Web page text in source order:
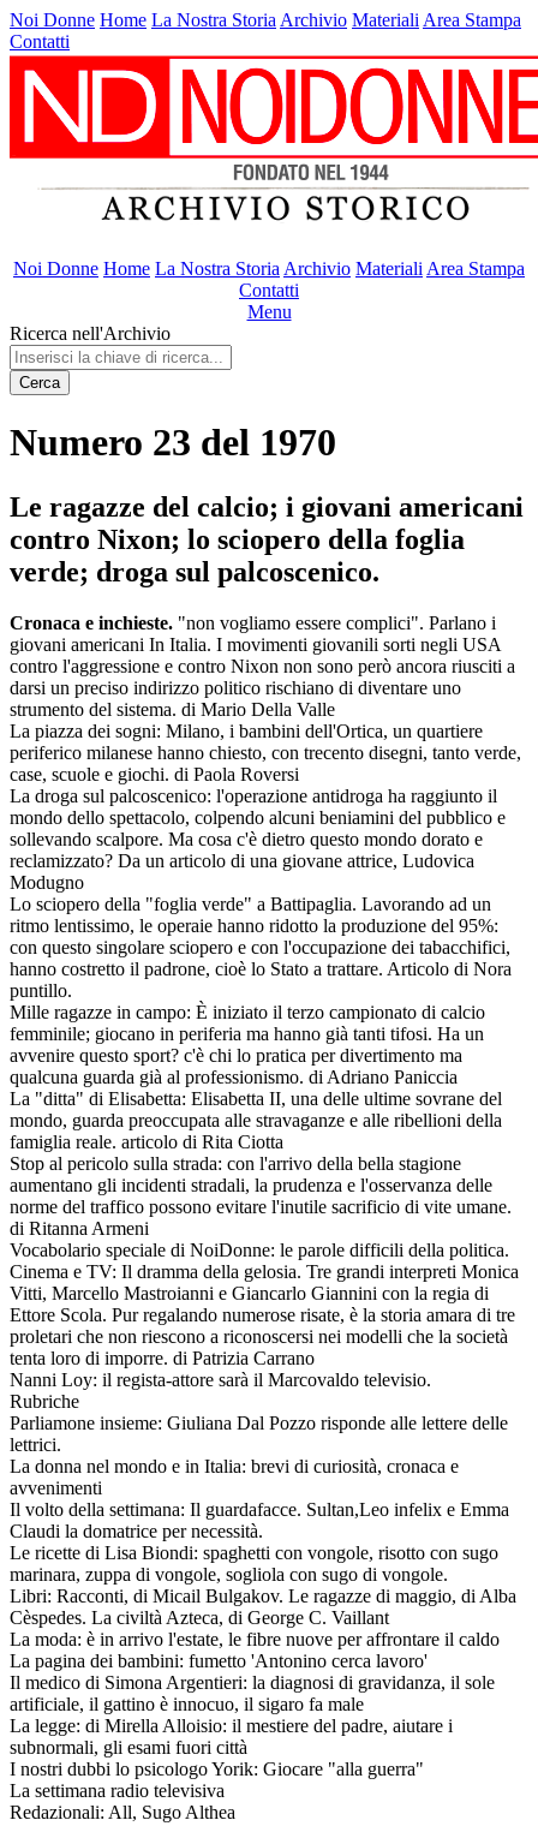
Noi Donne Home La Nostra Storia Archivio Materiali Area Stampa
Contatti
Noi Donne Home La Nostra Storia Archivio Materiali Area Stampa
Contatti
Menu
Ricerca nell'Archivio
Cerca
Numero 23 del 1970
Le ragazze del calcio; i giovani americani
contro Nixon; lo sciopero della foglia
verde; droga sul palcoscenico.
Cronaca e inchieste. "non vogliamo essere complici". Parlano i
giovani americani In Italia. I movimenti giovanili sorti negli USA
contro l'aggressione e contro Nixon non sono però ancora riusciti a
darsi un preciso indirizzo politico rischiano di diventare uno
strumento del sistema. di Mario Della Valle
La piazza dei sogni: Milano, i bambini dell'Ortica, un quartiere
periferico milanese hanno chiesto, con trecento disegni, tanto verde,
case, scuole e giochi. di Paola Roversi
La droga sul palcoscenico: l'operazione antidroga ha raggiunto il
mondo dello spettacolo, colpendo alcuni beniamini del pubblico e
sollevando scalpore. Ma cosa c'è dietro questo mondo dorato e
reclamizzato? Da un articolo di una giovane attrice, Ludovica
Modugno
Lo sciopero della "foglia verde" a Battipaglia. Lavorando ad un
ritmo lentissimo, le operaie hanno ridotto la produzione del 95%:
con questo singolare sciopero e con l'occupazione dei tabacchifici,
hanno costretto il padrone, cioè lo Stato a trattare. Articolo di Nora
puntillo.
Mille ragazze in campo: È iniziato il terzo campionato di calcio
femminile; giocano in periferia ma hanno già tanti tifosi. Ha un
avvenire questo sport? c'è chi lo pratica per divertimento ma
qualcuna guarda già al professionismo. di Adriano Paniccia
La "ditta" di Elisabetta: Elisabetta II, una delle ultime sovrane del
mondo, guarda preoccupata alle stravaganze e alle ribellioni della
famiglia reale. articolo di Rita Ciotta
Stop al pericolo sulla strada: con l'arrivo della bella stagione
aumentano gli incidenti stradali, la prudenza e l'osservanza delle
norme del traffico possono evitare l'inutile sacrificio di vite umane.
di Ritanna Armeni
Vocabolario speciale di NoiDonne: le parole difficili della politica.
Cinema e TV: Il dramma della gelosia. Tre grandi interpreti Monica
Vitti, Marcello Mastroianni e Giancarlo Giannini con la regia di
Ettore Scola. Pur regalando numerose risate, è la storia amara di tre
proletari che non riescono a riconoscersi nei modelli che la società
tenta loro di imporre. di Patrizia Carrano
Nanni Loy: il regista-attore sarà il Marcovaldo televisio.
Rubriche
Parliamone insieme: Giuliana Dal Pozzo risponde alle lettere delle
lettrici.
La donna nel mondo e in Italia: brevi di curiosità, cronaca e
avvenimenti
Il volto della settimana: Il guardafacce. Sultan,Leo infelix e Emma
Claudi la domatrice per necessità.
Le ricette di Lisa Biondi: spaghetti con vongole, risotto con sugo
marinara, zuppa di vongole, sogliola con sugo di vongole.
Libri: Racconti, di Micail Bulgakov. Le ragazze di maggio, di Alba
Cèspedes. La civiltà Azteca, di George C. Vaillant
La moda: è in arrivo l'estate, le fibre nuove per affrontare il caldo
La pagina dei bambini: fumetto 'Antonino cerca lavoro'
Il medico di Simona Argentieri: la diagnosi di gravidanza, il sole
artificiale, il gattino è innocuo, il sigaro fa male
La legge: di Mirella Alloisio: il mestiere del padre, aiutare i
subnormali, gli esami fuori città
I nostri dubbi lo psicologo Yorik: Giocare "alla guerra"
La settimana radio televisiva
Redazionali: All, Sugo Althea